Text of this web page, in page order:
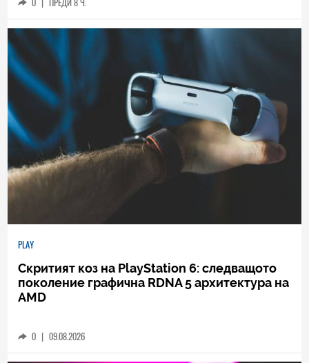
0 | ПРЕДИ 8 Ч.
PLAY
Скритият коз на PlayStation 6: следващото
поколение графична RDNA 5 архитектура на
AMD
0 | 09.08.2026